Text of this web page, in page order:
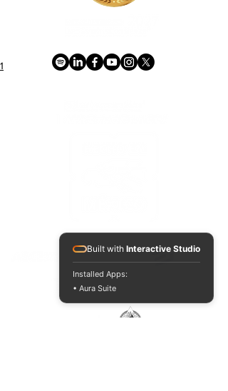
1
ACREDITACIONES Y CONVENIOS NACIONALES E INTERNACIONALES
Built with Interactive Studio
Installed Apps:
• Aura Suite